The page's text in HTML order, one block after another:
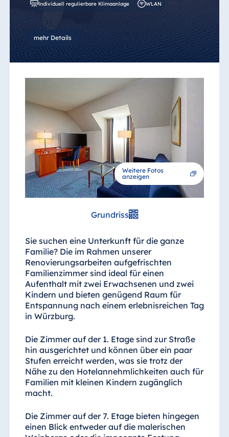
Individuell regulierbare Klimaanlage WLAN
mehr Details
Weitere Fotos
anzeigen
Grundriss
Sie suchen eine Unterkunft für die ganze
Familie? Die im Rahmen unserer
Renovierungsarbeiten aufgefrischten
Familienzimmer sind ideal für einen
Aufenthalt mit zwei Erwachsenen und zwei
Kindern und bieten genügend Raum für
Entspannung nach einem erlebnisreichen Tag
in Würzburg.
Die Zimmer auf der 1. Etage sind zur Straße
hin ausgerichtet und können über ein paar
Stufen erreicht werden, was sie trotz der
Nähe zu den Hotelannehmlichkeiten auch für
Familien mit kleinen Kindern zugänglich
macht.
Die Zimmer auf der 7. Etage bieten hingegen
einen Blick entweder auf die malerischen